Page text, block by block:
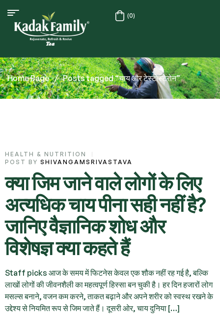
(0)
Home Page / Posts tagged “चाय और टेस्टोस्टेरोन”
HEALTH & NUTRITION
POST BY SHIVANGAMSRIVASTAVA
क्या जिम जाने वाले लोगों के लिए
अत्यधिक चाय पीना सही नहीं है?
जानिए वैज्ञानिक शोध और
विशेषज्ञ क्या कहते हैं
Staff picks आज के समय में फिटनेस केवल एक शौक नहीं रह गई है, बल्कि
लाखों लोगों की जीवनशैली का महत्वपूर्ण हिस्सा बन चुकी है। हर दिन हजारों लोग
मसल्स बनाने, वजन कम करने, ताकत बढ़ाने और अपने शरीर को स्वस्थ रखने के
उद्देश्य से नियमित रूप से जिम जाते हैं। दूसरी ओर, चाय दुनिया […]